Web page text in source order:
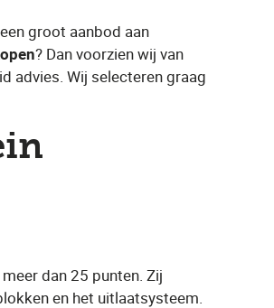
groot aanbod aan
​? Dan voorzien wij van
advies. Wij selecteren graag
dan 25 punten. Zij
en het uitlaatsysteem.